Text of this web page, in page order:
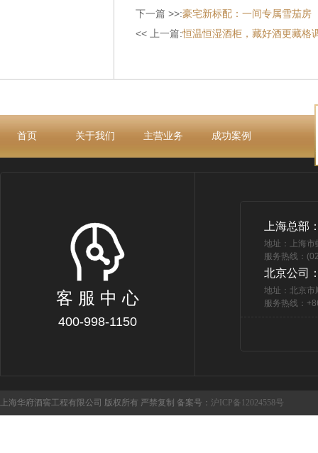
下一篇 >>:豪宅新标配：一间专属雪茄房
<< 上一篇:恒温恒湿酒柜，藏好酒更藏格
首页 关于我们 主营业务 成功案例
客 服 中 心
400-998-1150
上海总部
地址：上海
服务热线：
北京公司
地址：北京市
服务热线：
上海华府酒窖工程有限公司 版权所有 严禁复制 备案号： 沪ICP备12024558号